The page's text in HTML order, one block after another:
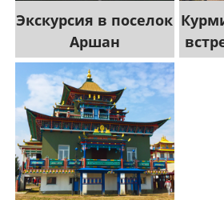
Экскурсия в поселок
Аршан